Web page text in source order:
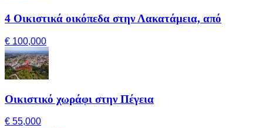
4 Οικιστικά οικόπεδα στην Λακατάμεια, από
€ 100,000
Οικιστικό χωράφι στην Πέγεια
€ 55,000